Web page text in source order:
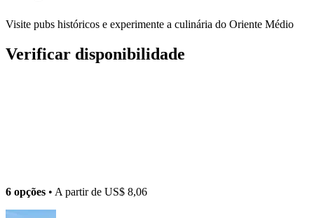
Visite pubs históricos e experimente a culinária do Oriente Médio
Verificar disponibilidade
6 opções • A partir de US$ 8,06